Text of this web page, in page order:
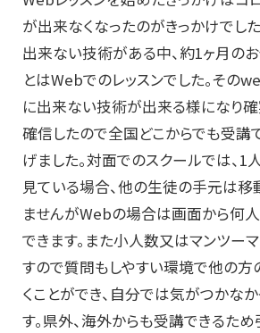
が出来なくなったのがきっかけでし
出来ない技術がある中、約1ヶ月の
とはWebでのレッスンでした。その
に出来ない技術が出来る様になり
確信したので全国どこからでも受講
げました。対面でのスクールでは、
見ている場合、他の生徒の手元は移
ませんがWebの場合は画面から何
できます。また小人数又はマンツー
すので質問もしやすい環境で他の
くことができ、自分では気がつかな
す。県外、海外からも受講できるた